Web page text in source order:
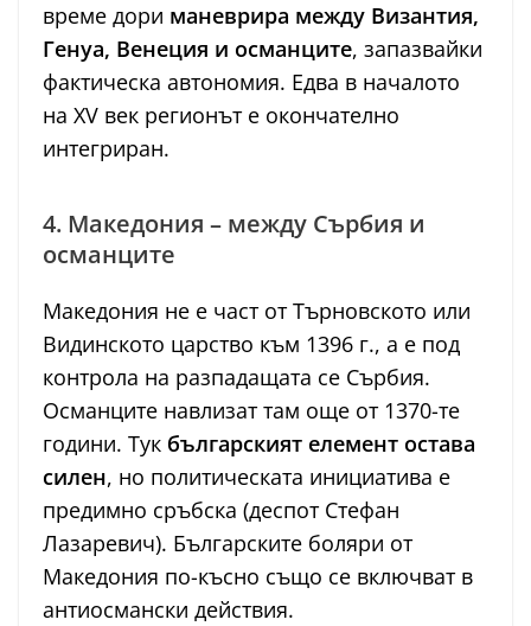
време дори маневрира между Византия,
Генуа, Венеция и османците, запазвайки
фактическа автономия. Едва в началото
на XV век регионът е окончателно
интегриран.
4. Македония – между Сърбия и
османците
Македония не е част от Търновското или
Видинското царство към 1396 г., а е под
контрола на разпадащата се Сърбия.
Османците навлизат там още от 1370-те
години. Тук българският елемент остава
силен, но политическата инициатива е
предимно сръбска (деспот Стефан
Лазаревич). Българските боляри от
Македония по-късно също се включват в
антиосмански действия.